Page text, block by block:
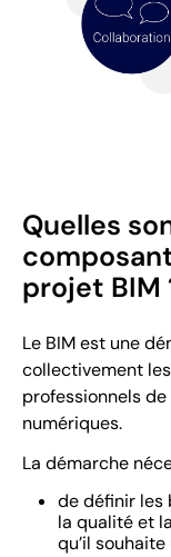
Quelles
projet BIM
Le BIM est une
collectivement
professionnels
numériques.
La démarche
de définir les
la qualité et
qu’il